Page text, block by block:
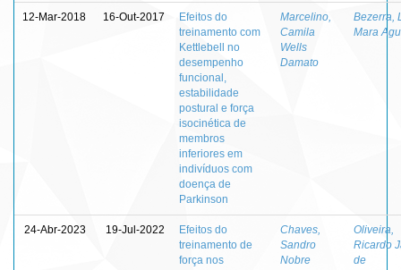
12-Mar-2018 16-Out-2017
Efeitos do
treinamento com
Kettlebell no
desempenho
funcional,
estabilidade
postural e força
isocinética de
membros
inferiores em
indivíduos com
doença de
Parkinson
Marcelino,
Camila
Wells
Damato
Bezerra,
Mara
24-Abr-2023 19-Jul-2022
Efeitos do
treinamento de
força nos
Chaves,
Sandro
Nobre
Oliveira,
Ricardo
de